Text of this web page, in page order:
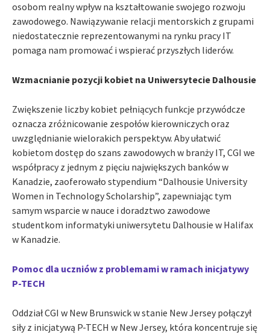
osobom realny wpływ na kształtowanie swojego rozwoju
zawodowego. Nawiązywanie relacji mentorskich z grupami
niedostatecznie reprezentowanymi na rynku pracy IT
pomaga nam promować i wspierać przyszłych liderów.
Wzmacnianie pozycji kobiet na Uniwersytecie Dalhousie
Zwiększenie liczby kobiet pełniących funkcje przywódcze
oznacza zróżnicowanie zespołów kierowniczych oraz
uwzględnianie wielorakich perspektyw. Aby ułatwić
kobietom dostęp do szans zawodowych w branży IT, CGI we
współpracy z jednym z pięciu największych banków w
Kanadzie, zaoferowało stypendium “Dalhousie University
Women in Technology Scholarship”, zapewniając tym
samym wsparcie w nauce i doradztwo zawodowe
studentkom informatyki uniwersytetu Dalhousie w Halifax
w Kanadzie.
Pomoc dla uczniów z problemami w ramach inicjatywy
P-TECH
Oddział CGI w New Brunswick w stanie New Jersey połączył
siły z inicjatywą P-TECH w New Jersey, która koncentruje się